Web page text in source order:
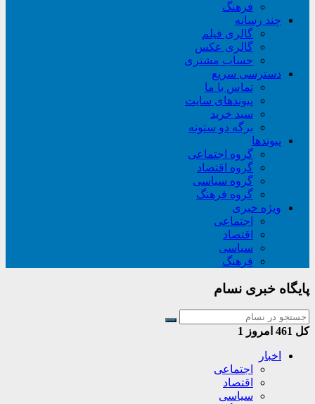
فرهنگ
چند رسانه
گالری فیلم
گالری عکس
حساب مشتری
دسترسی سریع
تماس با ما
پیوندهای سایت
سبد خريد
برگه دو ستونه
پیوندها
گروه اجتماعی
گروه اقتصاد
گروه سیاسی
گروه فرهنگ
ویژه خبری
اجتماعی
اقتصاد
سیاسی
فرهنگ
پایگاه خبری نسام
کل امروز 1
اخبار
اجتماعی
اقتصاد
سیاسی